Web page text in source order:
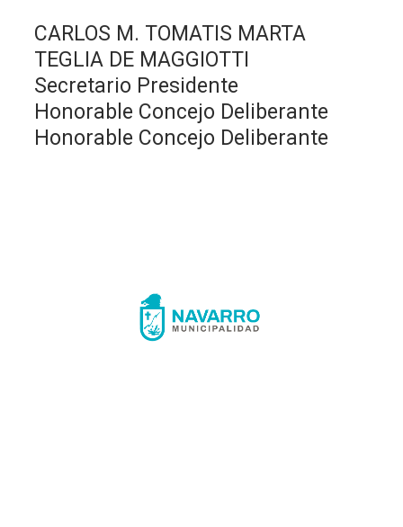
CARLOS M. TOMATIS MARTA
TEGLIA DE MAGGIOTTI
Secretario Presidente
Honorable Concejo Deliberante
Honorable Concejo Deliberante